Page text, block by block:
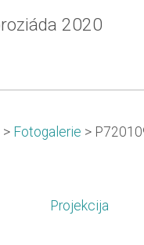
2020
> Fotogalerie >
Projekcija